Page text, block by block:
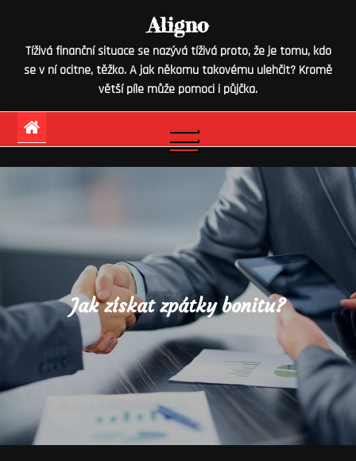
content
Aligno
Tíživá finanční situace se nazývá tíživá proto, že je tomu, kdo
se v ní ocitne, těžko. A jak někomu takovému ulehčit? Kromě
větší píle může pomoci i půjčka.
Jak získat zpátky bonitu?